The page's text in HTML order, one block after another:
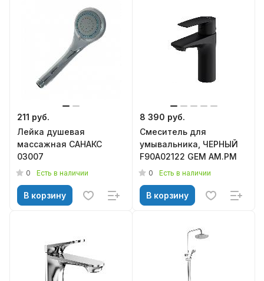
211 руб.
Лейка душевая
массажная CАНАКС
03007
0 Есть в наличии
В корзину
8 390 руб.
Смеситель для
умывальника, ЧЕРНЫЙ
F90A02122 GEM АМ.РМ
0 Есть в наличии
В корзину